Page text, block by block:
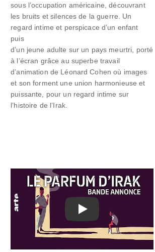
sous l’occupation américaine, découvrant
les bruits et silences de la guerre. Un
regard intime et perspicace d’un enfant
puis
d’un jeune adulte sur un pays meurtri, porté
à l’écran grâce au superbe travail
d’animation de Léonard Cohen où images
et son forment une union harmonieuse et
puissante, pour un regard intime sur
l’histoire de l’Irak.
Play